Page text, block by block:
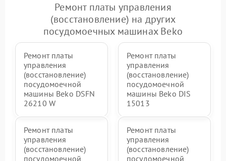
Ремонт платы управления
(восстановление) на других
посудомоечных машинах Beko
Ремонт платы
управления
(восстановление)
посудомоечной
машины Beko DSFN
26210 W
Ремонт платы
управления
(восстановление)
посудомоечной
машины Beko DIS
15013
Ремонт платы
управления
(восстановление)
посудомоечной
Ремонт платы
управления
(восстановление)
посудомоечной